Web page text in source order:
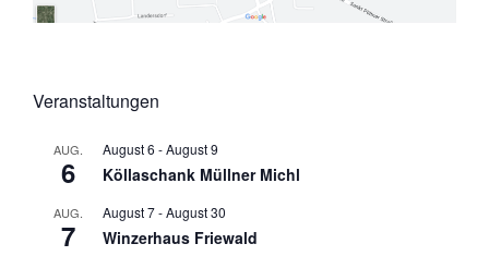
Veranstaltungen
AUG.
6
August 6 -August 9
Köllaschank Müllner Michl
AUG.
7
August 7-August 30
Winzerhaus Friewald